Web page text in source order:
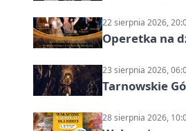
22 sierpnia 2026,
Operetka na
23 sierpnia 2026,
Tarnowskie
28 sierpnia 2026,